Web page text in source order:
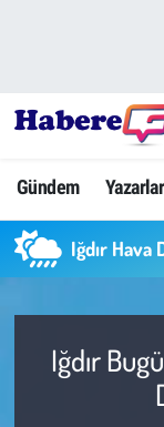
Gündem Yazarlar
Iğdır Hava
Iğdır
Yazarlar
Dünya
Siyaset
Ekonomi
Yaşam
Hava Durumu
Trafik Durumu
Süper Lig
Tüm
Son Dakika